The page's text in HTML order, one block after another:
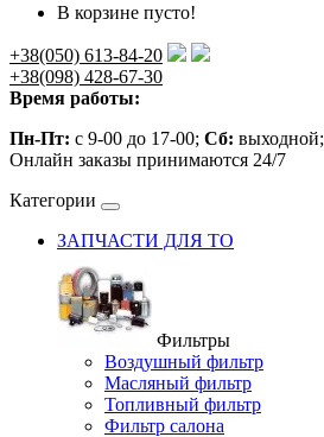
В корзине пусто!
+38(050) 613-84-20
+38(098) 428-67-30
Время работы:
Пн-Пт: с 9-00 до 17-00; Сб: выходной;
Онлайн заказы принимаются 24/7
Категории
ЗАПЧАСТИ ДЛЯ ТО
Фильтры
Воздушный фильтр
Масляный фильтр
Топливный фильтр
Фильтр салона